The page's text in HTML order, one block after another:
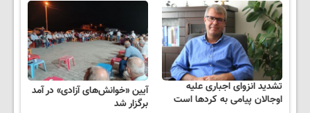
تشدید انزوای اجباری علیه
اوجالان پیامی به کردها است
آیین «خوانش‌های آزادی» در آمد
برگزار شد